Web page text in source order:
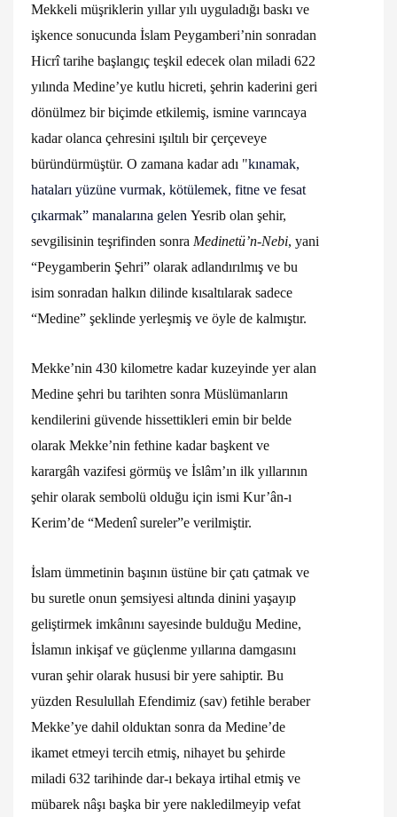
Mekkeli müşriklerin yıllar yılı uyguladığı baskı ve
işkence sonucunda İslam Peygamberi’nin sonradan
Hicrî tarihe başlangıç teşkil edecek olan miladi 622
yılında Medine’ye kutlu hicreti, şehrin kaderini geri
dönülmez bir biçimde etkilemiş, ismine varıncaya
kadar olanca çehresini ışıltılı bir çerçeveye
büründürmüştür. O zamana kadar adı "kınamak,
hataları yüzüne vurmak, kötülemek, fitne ve fesat
çıkarmak” manalarına gelen Yesrib olan şehir,
sevgilisinin teşrifinden sonra Medinetü’n-Nebi, yani
“Peygamberin Şehri” olarak adlandırılmış ve bu
isim sonradan halkın dilinde kısaltılarak sadece
“Medine” şeklinde yerleşmiş ve öyle de kalmıştır.
Mekke’nin 430 kilometre kadar kuzeyinde yer alan
Medine şehri bu tarihten sonra Müslümanların
kendilerini güvende hissettikleri emin bir belde
olarak Mekke’nin fethine kadar başkent ve
karargâh vazifesi görmüş ve İslâm’ın ilk yıllarının
şehir olarak sembolü olduğu için ismi Kur’ân-ı
Kerim’de “Medenî sureler”e verilmiştir.
İslam ümmetinin başının üstüne bir çatı çatmak ve
bu suretle onun şemsiyesi altında dinini yaşayıp
geliştirmek imkânını sayesinde bulduğu Medine,
İslamın inkişaf ve güçlenme yıllarına damgasını
vuran şehir olarak hususi bir yere sahiptir. Bu
yüzden Resulullah Efendimiz (sav) fetihle beraber
Mekke’ye dahil olduktan sonra da Medine’de
ikamet etmeyi tercih etmiş, nihayet bu şehirde
miladi 632 tarihinde dar-ı bekaya irtihal etmiş ve
mübarek nâşı başka bir yere nakledilmeyip vefat